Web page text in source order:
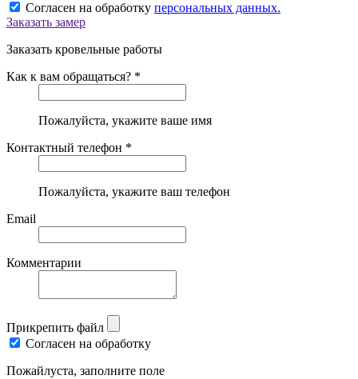
Согласен на обработку персональных данных.
Заказать замер
Заказать кровельные работы
Как к вам обращаться? *
Пожалуйста, укажите ваше имя
Контактный телефон *
Пожалуйста, укажите ваш телефон
Email
Комментарии
Прикрепить файл
Согласен на обработку
Пожайлуста, заполните поле